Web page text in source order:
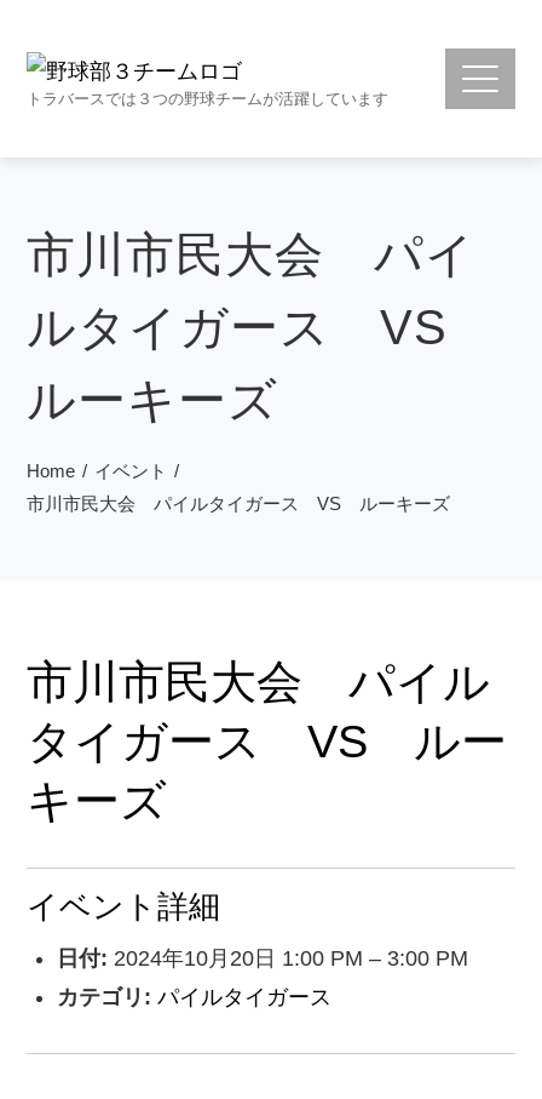
トラバースでは３つの野球チームが活躍しています
市川市民大会 パイ
ルタイガース VS
ルーキーズ
Home
イベント
市川市民大会 パイルタイガース VS ルーキーズ
市川市民大会 パイル
タイガース VS ルー
キーズ
イベント詳細
日付: 2024年10月20日 1:00 PM – 3:00 PM
カテゴリ: パイルタイガース